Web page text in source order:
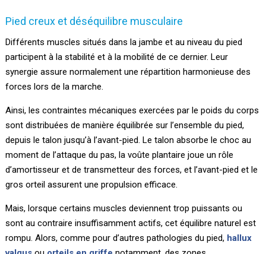
Pied creux et déséquilibre musculaire
Différents muscles situés dans la jambe et au niveau du pied
participent à la stabilité et à la mobilité de ce dernier. Leur
synergie assure normalement une répartition harmonieuse des
forces lors de la marche.
Ainsi, les contraintes mécaniques exercées par le poids du corps
sont distribuées de manière équilibrée sur l’ensemble du pied,
depuis le talon jusqu’à l’avant-pied. Le talon absorbe le choc au
moment de l’attaque du pas, la voûte plantaire joue un rôle
d’amortisseur et de transmetteur des forces, et l’avant-pied et le
gros orteil assurent une propulsion efficace.
Mais, lorsque certains muscles deviennent trop puissants ou
sont au contraire insuffisamment actifs, cet équilibre naturel est
rompu. Alors, comme pour d’autres pathologies du pied, hallux